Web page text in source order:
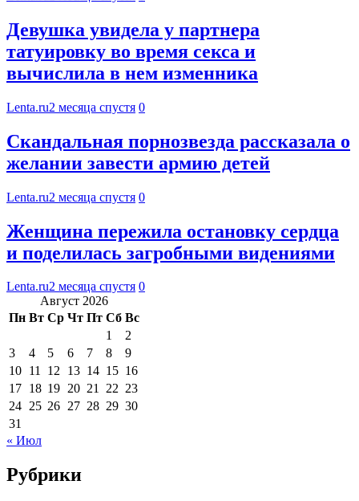
Девушка увидела у партнера
татуировку во время секса и
вычислила в нем изменника
Lenta.ru2 месяца спустя 0
Скандальная порнозвезда рассказала о
желании завести армию детей
Lenta.ru2 месяца спустя 0
Женщина пережила остановку сердца
и поделилась загробными видениями
Lenta.ru2 месяца спустя 0
Август 2026
Пн Вт Ср Чт Пт Сб Вс
1
2
3
4 5 6 7 8
9
10 11 12 13 14 15 16
17 18 19 20 21 22 23
24 25 26 27 28 29 30
31
« Июл
Рубрики